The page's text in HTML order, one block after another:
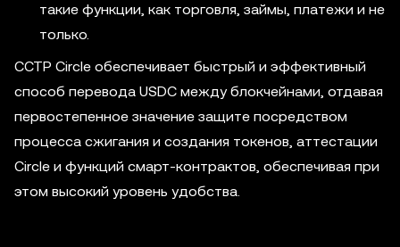
такие функции, как торговля, займы, платежи и не
только.
CCTP Circle обеспечивает быстрый и эффективный
способ перевода USDC между блокчейнами, отдавая
первостепенное значение защите посредством
процесса сжигания и создания токенов, аттестации
Circle и функций смарт-контрактов, обеспечивая при
этом высокий уровень удобства.